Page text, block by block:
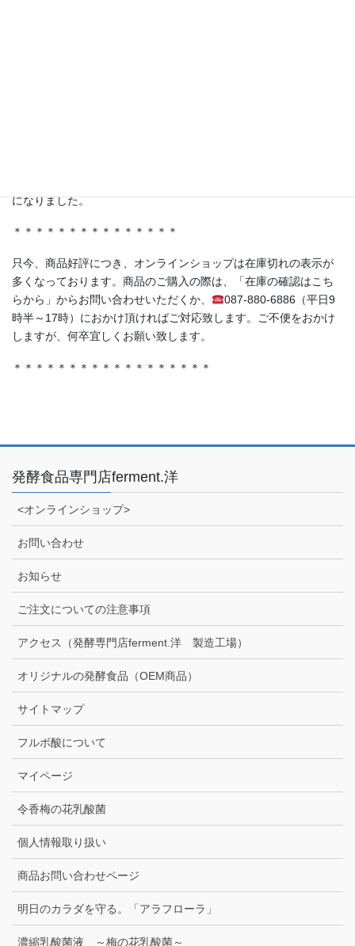
になりました。
＊＊＊＊＊＊＊＊＊＊＊＊＊＊＊
只今、商品好評につき、オンラインショップは在庫切れの表示が
多くなっております。商品のご購入の際は、「在庫の確認はこち
らから」からお問い合わせいただくか、
087-880-6886（平日9
時半～17時）におかけ頂ければご対応致します。ご不便をおかけ
しますが、何卒宜しくお願い致します。
＊＊＊＊＊＊＊＊＊＊＊＊＊＊＊＊＊＊
発酵食品専門店ferment.洋
<オンラインショップ>
お問い合わせ
お知らせ
ご注文についての注意事項
アクセス（発酵専門店ferment.洋 製造工場）
オリジナルの発酵食品（OEM商品）
サイトマップ
フルボ酸について
マイページ
令香梅の花乳酸菌
個人情報取り扱い
商品お問い合わせページ
明日のカラダを守る。「アラフローラ」
濃縮乳酸菌液 ～梅の花乳酸菌～